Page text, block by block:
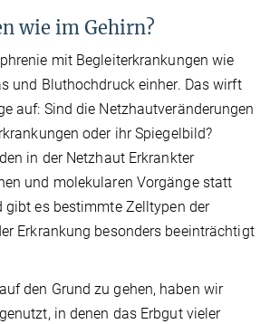
wie im Gehirn?
mit Begleiterkrankungen wie
und Bluthochdruck einher. Das wirft
auf: Sind die Netzhautveränderungen
oder ihr Spiegelbild?
in der Netzhaut Erkrankter
und molekularen Vorgänge statt
gibt es bestimmte Zelltypen der
Erkrankung besonders beeinträchtigt
den Grund zu gehen, haben wir
in denen das Erbgut vieler